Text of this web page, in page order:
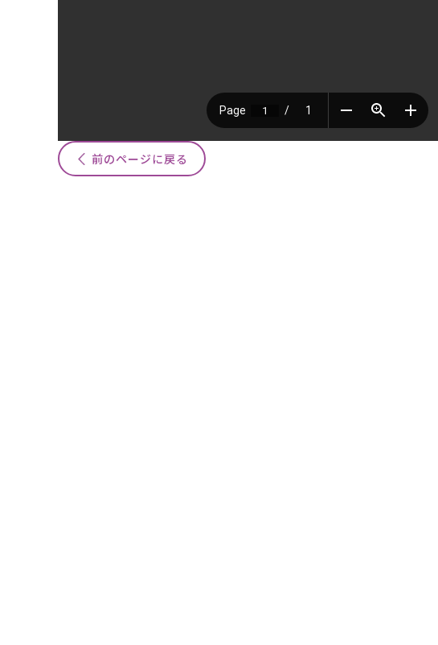
前のページに戻る